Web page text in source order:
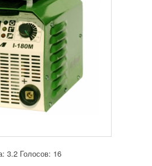
3.2 Голосов: 16